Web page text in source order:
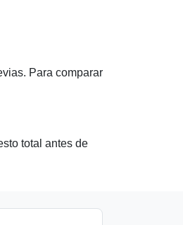
Para comparar
total antes de